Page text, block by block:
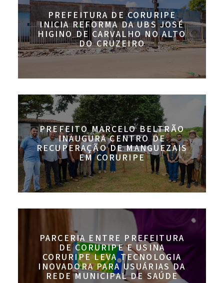
PREFEITURA DE CORURIPE
INICIA REFORMA DA UBS JOSÉ
HIGINO DE CARVALHO NO ALTO
DO CRUZEIRO
PREFEITO MARCELO BELTRÃO
INAUGURA CENTRO DE
RECUPERAÇÃO DE MANGUEZAIS
EM CORURIPE
PARCERIA ENTRE PREFEITURA
DE CORURIPE E USINA
CORURIPE LEVA TECNOLOGIA
INOVADORA PARA USUÁRIAS DA
REDE MUNICIPAL DE SAÚDE